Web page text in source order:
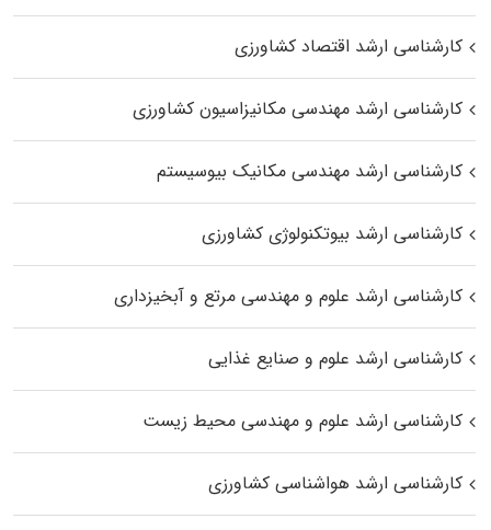
کارشناسی ارشد اقتصاد کشاورزی
کارشناسی ارشد مهندسی مکانیزاسیون کشاورزی
کارشناسی ارشد مهندسی مکانیک بیوسیستم
کارشناسی ارشد بیوتکنولوژی کشاورزی
کارشناسی ارشد علوم و مهندسی مرتع و آبخیزداری
کارشناسی ارشد علوم و صنایع غذایی
کارشناسی ارشد علوم و مهندسی محیط زیست
کارشناسی ارشد هواشناسی کشاورزی